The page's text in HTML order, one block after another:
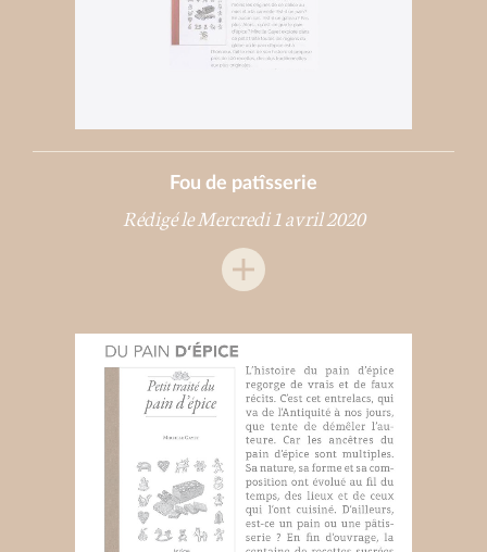
Fou de patîsserie
Rédigé le Mercredi 1 avril 2020